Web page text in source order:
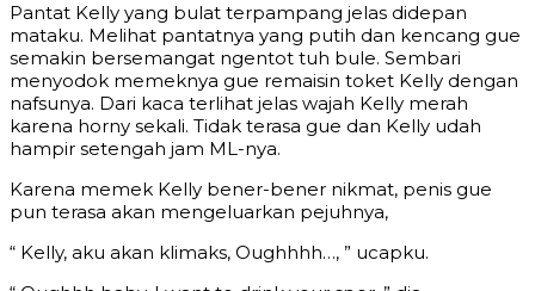
Pantat Kelly yang bulat terpampang jelas didepan
mataku. Melihat pantatnya yang putih dan kencang gue
semakin bersemangat ngentot tuh bule. Sembari
menyodok memeknya gue remaisin toket Kelly dengan
nafsunya. Dari kaca terlihat jelas wajah Kelly merah
karena horny sekali. Tidak terasa gue dan Kelly udah
hampir setengah jam ML-nya.
Karena memek Kelly bener-bener nikmat, penis gue
pun terasa akan mengeluarkan pejuhnya,
“ Kelly, aku akan klimaks, Oughhhh…, ” ucapku.